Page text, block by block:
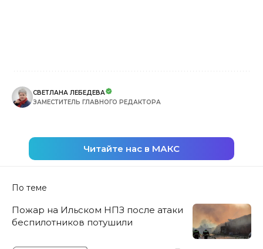
СВЕТЛАНА ЛЕБЕДЕВА
ЗАМЕСТИТЕЛЬ ГЛАВНОГО РЕДАКТОРА
Читайте нас в МАКС
По теме
Пожар на Ильском НПЗ после атаки
беспилотников потушили